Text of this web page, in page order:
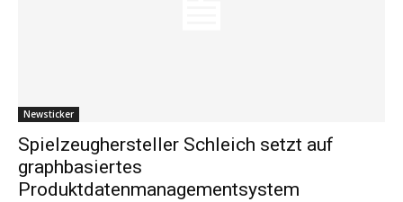
Newsticker
Spielzeughersteller Schleich setzt auf
graphbasiertes
Produktdatenmanagementsystem